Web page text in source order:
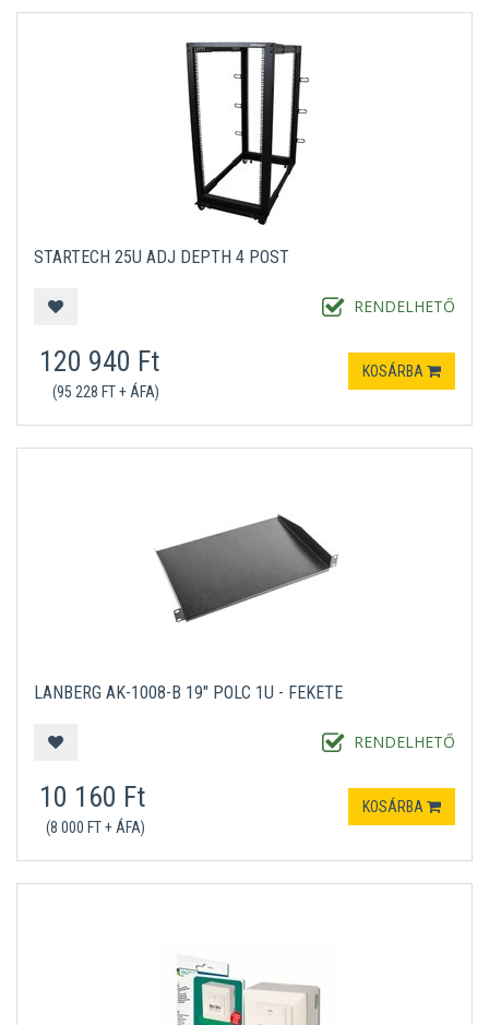
STARTECH 25U ADJ DEPTH 4 POST
RENDELHETŐ
120 940 Ft
(95 228 FT + ÁFA)
KOSÁRBA
LANBERG AK-1008-B 19" POLC 1U - FEKETE
RENDELHETŐ
10 160 Ft
(8 000 FT + ÁFA)
KOSÁRBA